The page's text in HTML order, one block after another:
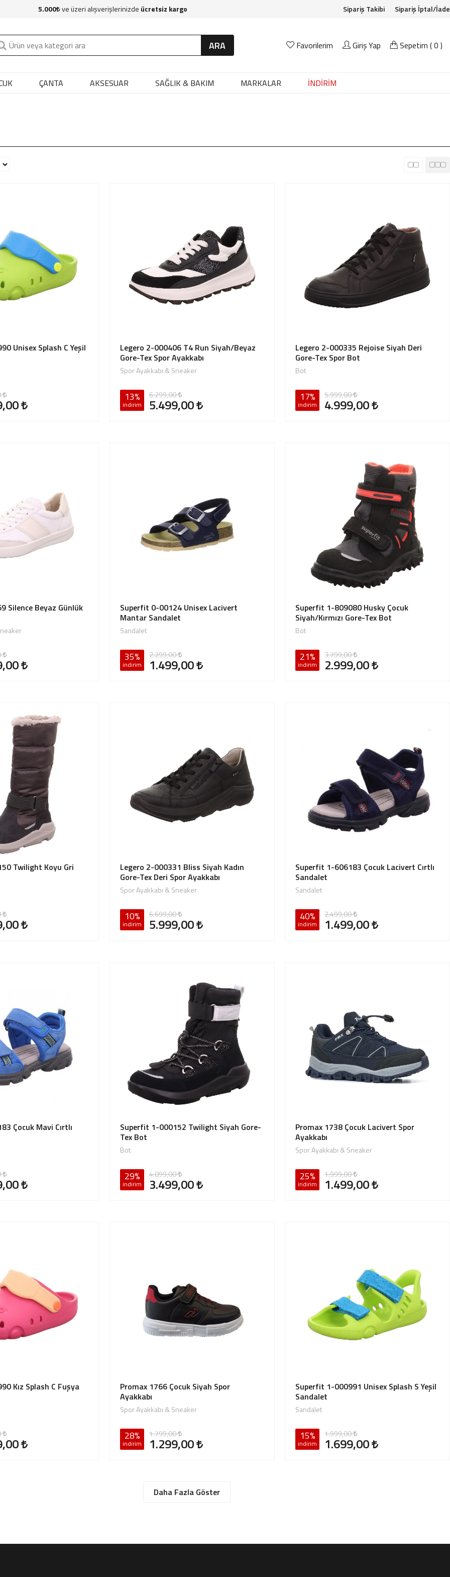
5.000 ve üzeri alışverişlerinizde ücretsiz kargo Sipariş Takibi Sipariş İptal/İade
ARA Favorilerim Giriş Yap Sepetim (0 )
ÇANTA AKSESUAR SAĞLIK & BAKIM MARKALAR İNDİRİM
Unisex Splash C Yeşil
Legero 2-000406 T4 Run Siyah/Beyaz
Gore-Tex Spor Ayakkabı
Spor Ayakkabı & Sneaker
13%
indirim
6.299,00
5.499,00
Legero 2-000335 Rejoise Siyah Deri
Gore-Tex Spor Bot
Bot
17%
indirim
5.999,00
4.999,00
Silence Beyaz Günlük
Superfit 0-00124 Unisex Lacivert
Mantar Sandalet
Sandalet
35%
indirim
2.299,00
1.499,00
Superfit 1-809080 Husky Çocuk
Siyah/Kırmızı Gore-Tex Bot
Bot
21%
indirim
3.799,00
2.999,00
Twilight Koyu Gri
Legero 2-000331 Bliss Siyah Kadın
Gore-Tex Deri Spor Ayakkabı
Spor Ayakkabı & Sneaker
10%
indirim
6.699,00
5.999,00
Superfit 1-606183 Çocuk Lacivert Cırtlı
Sandalet
Sandalet
40%
indirim
2.499,00
1.499,00
Çocuk Mavi Cırtlı
Superfit 1-000152 Twilight Siyah Gore-
Tex Bot
Bot
29%
indirim
4.899,00
3.499,00
Promax 1738 Çocuk Lacivert Spor
Ayakkabı
Spor Ayakkabı & Sneaker
25%
indirim
1.999,00
1.499,00
Kız Splash C Fuşya
Promax 1766 Çocuk Siyah Spor
Ayakkabı
Spor Ayakkabı & Sneaker
28%
indirim
1.799,00
1.299,00
Superfit 1-000991 Unisex Splash S Yeşil
Sandalet
Sandalet
15%
indirim
1.999,00
1.699,00
Daha Fazla Göster